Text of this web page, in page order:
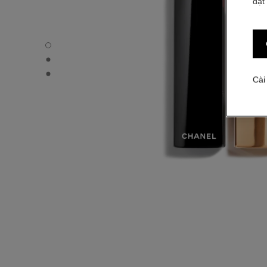
ROUGE ALLURE - Chế độ xem mặc định
ROUGE ALLURE - Hình ảnh khác - 1
ROUGE ALLURE - Xem kết cấu cơ bản